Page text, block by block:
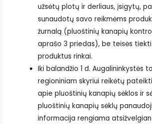
užsėtų plotų ir derliaus, įsigytų,
sunaudotų savo reikmėms
žurnalą (pluoštinių kanapių
aprašo 3 priedas), be teisės tiekti
produktus rinkai.
Iki balandžio 1 d. Augalininkystės
regioniniam skyriui reikėtų
apie pluoštinių kanapių sėklos ir
pluoštinių kanapių sėklų
informacija rengiama